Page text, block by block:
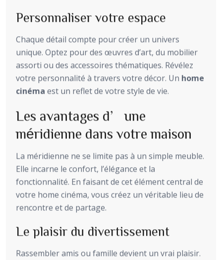
Personnaliser votre espace
Chaque détail compte pour créer un univers
unique. Optez pour des œuvres d’art, du mobilier
assorti ou des accessoires thématiques. Révélez
votre personnalité à travers votre décor. Un home
cinéma est un reflet de votre style de vie.
Les avantages d’une
méridienne dans votre maison
La méridienne ne se limite pas à un simple meuble.
Elle incarne le confort, l’élégance et la
fonctionnalité. En faisant de cet élément central de
votre home cinéma, vous créez un véritable lieu de
rencontre et de partage.
Le plaisir du divertissement
Rassembler amis ou famille devient un vrai plaisir.